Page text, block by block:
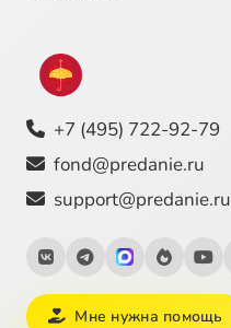
+7 (495) 722-92-79
fond@predanie.ru
support@predanie.ru
Мне нужна помощь